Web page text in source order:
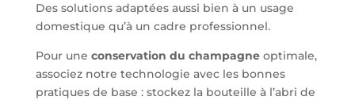
Des solutions adaptées aussi bien à un usage
domestique qu’à un cadre professionnel.
Pour une conservation du champagneoptimale,
associez notre technologie avec les bonnes
pratiques de base : stockez la bouteille à l’abri de